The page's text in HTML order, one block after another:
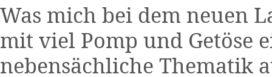
Was mich bei dem neuen
mit viel Pomp und Getöse
nebensächliche Thematik